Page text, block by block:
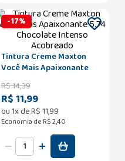
-17%
Tintura Creme Maxton
Você Mais Apaixonante
5.74 Chocolate Intenso
Acobreado
R$14,39
R$ 11,99
ou1x deR$11,99
Economia de R$ 2,40